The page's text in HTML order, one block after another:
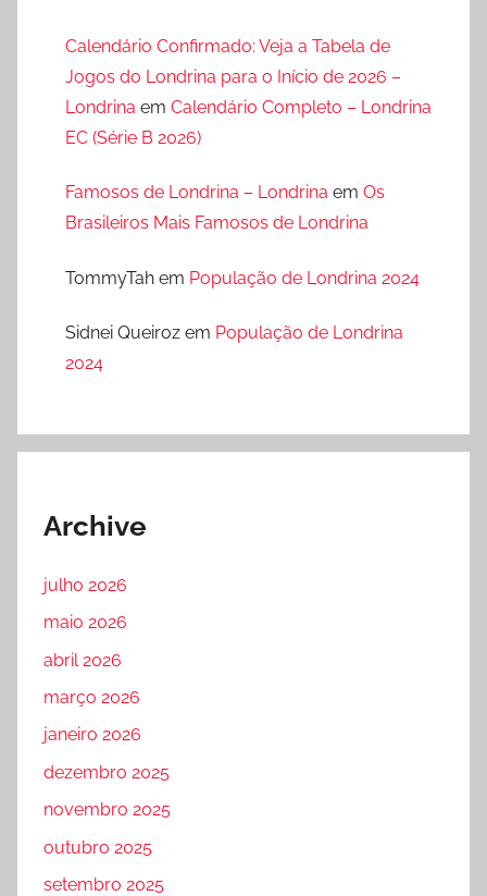
Calendário Confirmado: Veja a Tabela de
Jogos do Londrina para o Início de 2026 –
Londrina em Calendário Completo – Londrina
EC (Série B 2026)
Famosos de Londrina – Londrina em Os
Brasileiros Mais Famosos de Londrina
TommyTah em População de Londrina 2024
Sidnei Queiroz em População de Londrina
2024
Archive
julho 2026
maio 2026
abril 2026
março 2026
janeiro 2026
dezembro 2025
novembro 2025
outubro 2025
setembro 2025